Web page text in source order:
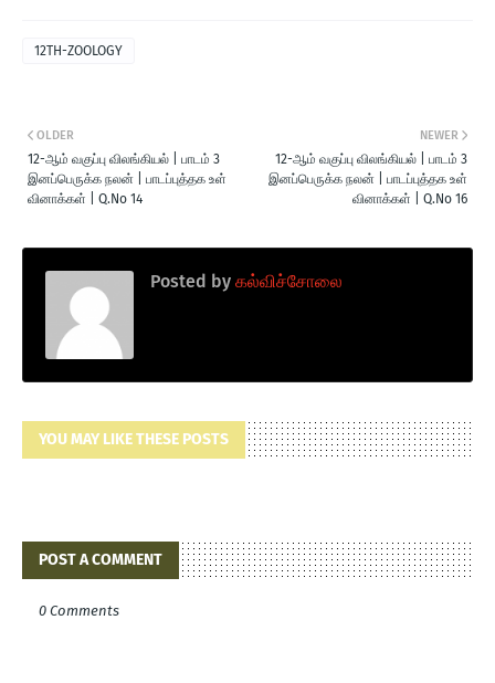
12TH-ZOOLOGY
NEWER
12-ஆம் வகுப்பு விலங்கியல் | பாடம் 3
இனப்பெருக்க நலன் | பாடப்புத்தக உள்
வினாக்கள் | Q.No 16
OLDER
12-ஆம் வகுப்பு விலங்கியல் | பாடம் 3
இனப்பெருக்க நலன் | பாடப்புத்தக உள்
வினாக்கள் | Q.No 14
Posted by கல்விச்சோலை
YOU MAY LIKE THESE POSTS
POST A COMMENT
0 Comments